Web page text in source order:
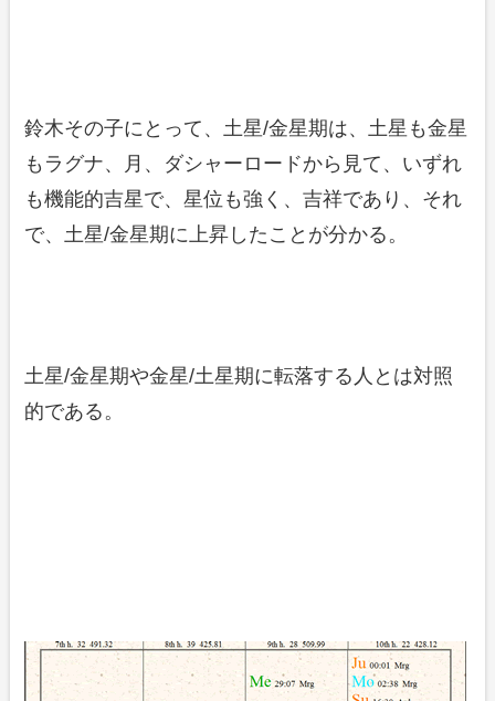
鈴木その子にとって、土星/金星期は、土星も金星
もラグナ、月、ダシャーロードから見て、いずれ
も機能的吉星で、星位も強く、吉祥であり、それ
で、土星/金星期に上昇したことが分かる。
土星/金星期や金星/土星期に転落する人とは対照
的である。